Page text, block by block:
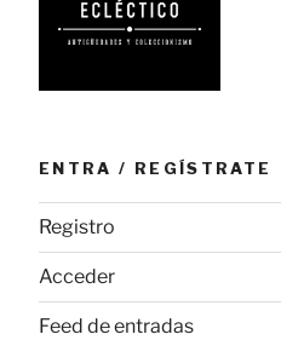
ENTRA / REGÍSTRATE
Registro
Acceder
Feed de entradas